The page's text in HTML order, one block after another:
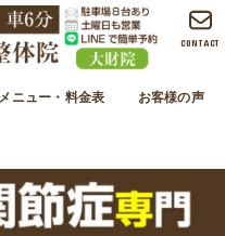
メニュー・料金表 お客様の声
CONTACT